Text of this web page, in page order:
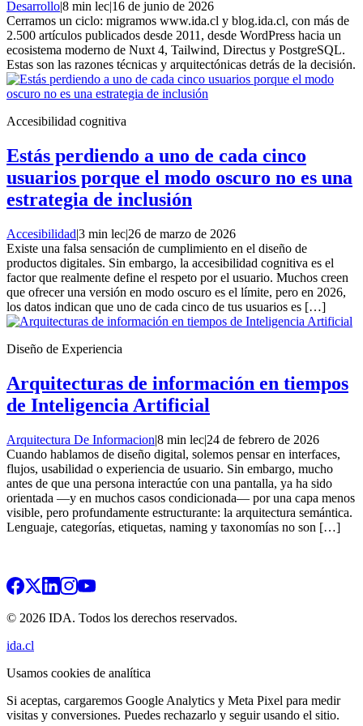
Desarrollo|8 min lec|16 de junio de 2026
Cerramos un ciclo: migramos www.ida.cl y blog.ida.cl, con más de
2.500 artículos publicados desde 2011, desde WordPress hacia un
ecosistema moderno de Nuxt 4, Tailwind, Directus y PostgreSQL.
Estas son las razones técnicas y arquitectónicas detrás de la decisión.
Accesibilidad cognitiva
Estás perdiendo a uno de cada cinco
usuarios porque el modo oscuro no es una
estrategia de inclusión
Accesibilidad|3 min lec|26 de marzo de 2026
Existe una falsa sensación de cumplimiento en el diseño de
productos digitales. Sin embargo, la accesibilidad cognitiva es el
factor que realmente define el respeto por el usuario. Muchos creen
que ofrecer una versión en modo oscuro es el límite, pero en 2026,
los datos indican que uno de cada cinco de tus usuarios es […]
Diseño de Experiencia
Arquitecturas de información en tiempos
de Inteligencia Artificial
Arquitectura De Informacion|8 min lec|24 de febrero de 2026
Cuando hablamos de diseño digital, solemos pensar en interfaces,
flujos, usabilidad o experiencia de usuario. Sin embargo, mucho
antes de que una persona interactúe con una pantalla, ya ha sido
orientada —y en muchos casos condicionada— por una capa menos
visible, pero profundamente estructurante: la arquitectura semántica.
Lenguaje, categorías, etiquetas, naming y taxonomías no son […]
© 2026 IDA. Todos los derechos reservados.
ida.cl
Usamos cookies de analítica
Si aceptas, cargaremos Google Analytics y Meta Pixel para medir
visitas y conversiones. Puedes rechazarlo y seguir usando el sitio.